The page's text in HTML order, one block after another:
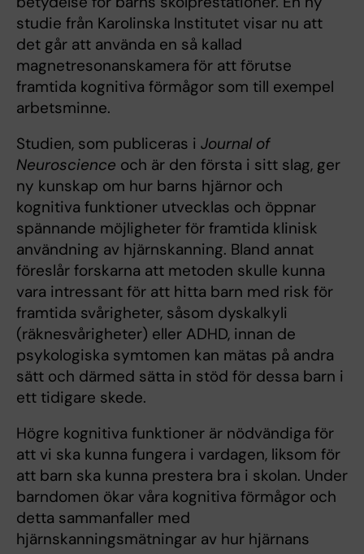
studie från Karolinska Institutet visar nu att
det går att använda en så kallad
magnetresonanskamera för att förutse
framtida kognitiva förmågor som till exempel
arbetsminne.
Studien, som publiceras i Journal of
Neuroscience och är den första i sitt slag, ger
ny kunskap om hur barns hjärnor och
kognitiva funktioner utvecklas och öppnar
spännande möjligheter för framtida klinisk
användning av hjärnskanning. Bland annat
föreslår forskarna att metoden skulle kunna
vara intressant för att hitta barn med risk för
framtida svårigheter, såsom dyskalkyli
(räknesvårigheter) eller ADHD, innan de
psykologiska symtomen kan mätas på andra
sätt och därmed sätta in stöd för dessa barn i
ett tidigare skede.
Högre kognitiva funktioner är nödvändiga för
att vi ska kunna fungera i vardagen, liksom för
att barn ska kunna prestera bra i skolan. Under
barndomen ökar våra kognitiva förmågor och
detta sammanfaller med
hjärnskanningsmätningar av hur hjärnans